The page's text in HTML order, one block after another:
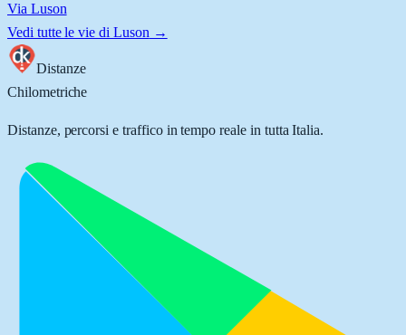
Via Luson
Vedi tutte le vie di Luson →
Distanze
Chilometriche
Distanze, percorsi e traffico in tempo reale in tutta Italia.